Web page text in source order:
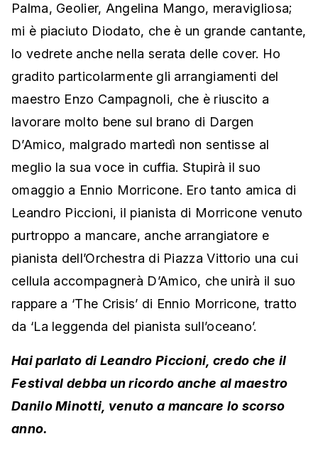
Palma, Geolier, Angelina Mango, meravigliosa;
mi è piaciuto Diodato, che è un grande cantante,
lo vedrete anche nella serata delle cover. Ho
gradito particolarmente gli arrangiamenti del
maestro Enzo Campagnoli, che è riuscito a
lavorare molto bene sul brano di Dargen
D’Amico, malgrado martedì non sentisse al
meglio la sua voce in cuffia. Stupirà il suo
omaggio a Ennio Morricone. Ero tanto amica di
Leandro Piccioni, il pianista di Morricone venuto
purtroppo a mancare, anche arrangiatore e
pianista dell’Orchestra di Piazza Vittorio una cui
cellula accompagnerà D’Amico, che unirà il suo
rappare a ‘The Crisis’ di Ennio Morricone, tratto
da ‘La leggenda del pianista sull’oceano’.
Hai parlato di Leandro Piccioni, credo che il
Festival debba un ricordo anche al maestro
Danilo Minotti, venuto a mancare lo scorso
anno.